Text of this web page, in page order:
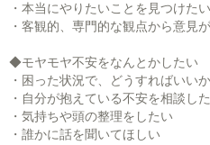
・本当にやりたいことを見つけた
・客観的、専門的な観点から意見
◆モヤモヤ不安をなんとかしたい
・困った状況で、どうすればいい
・自分が抱えている不安を相談し
・気持ちや頭の整理をしたい
・誰かに話を聞いてほしい